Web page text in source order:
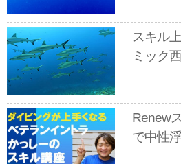
スキル
ミック
Renew
で中性